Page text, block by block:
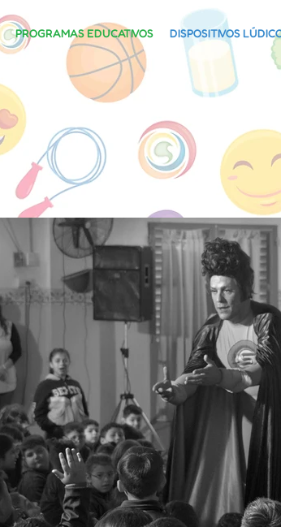
PROGRAMAS EDUCATIVOS DISPOSITIVOS